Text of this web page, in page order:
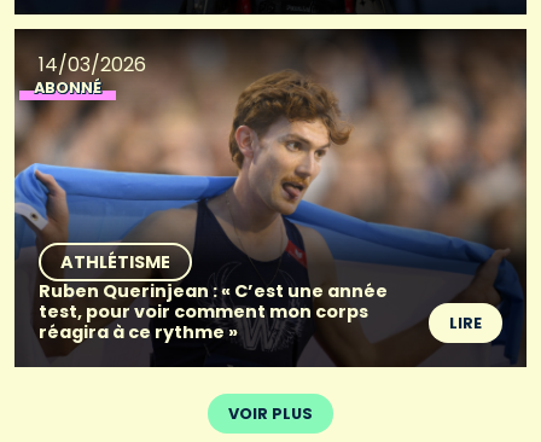
14/03/2026
ABONNÉ
ATHLÉTISME
Ruben Querinjean : « C’est une année
test, pour voir comment mon corps
réagira à ce rythme »
LIRE
VOIR PLUS